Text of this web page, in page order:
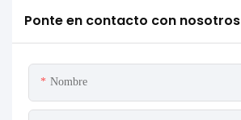
Ponte en contacto con nosotros
Nombre